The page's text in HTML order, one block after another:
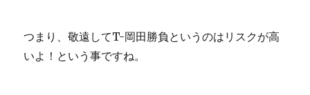
つまり、敬遠してT-岡田勝負というのはリスクが高
いよ！という事ですね。